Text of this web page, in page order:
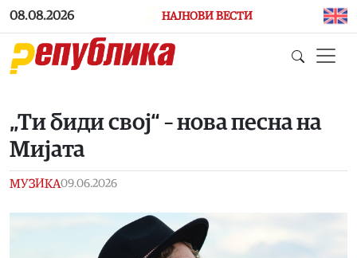
Skip to main content
08.08.2026 НАЈНОВИ ВЕСТИ
„Ти биди свој“ – нова песна на
Мијата
МУЗИКА09.06.2026